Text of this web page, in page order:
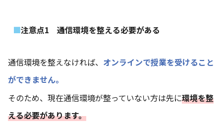
注意点1 通信環境を整える必要がある
通信環境を整えなければ、 オンラインで授業を受けること
ができません。
そのため、現在通信環境が整っていない方は先に環境を整
える必要があります。